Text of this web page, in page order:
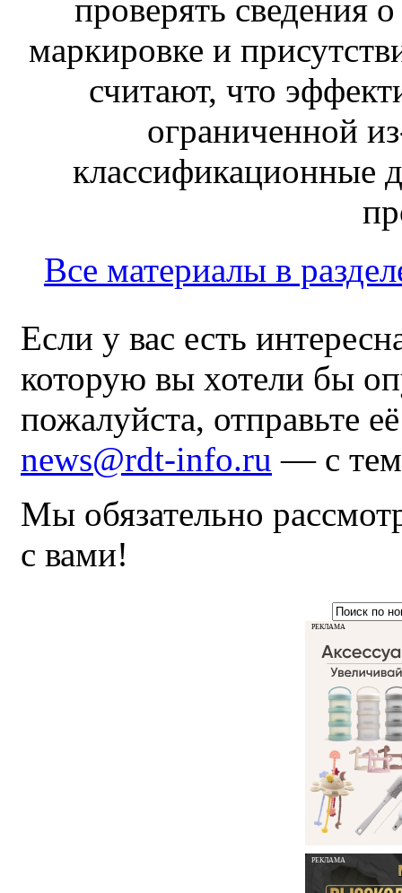
проверять сведения
маркировке и
считают, что
ограниченной
классификационные
Все материалы в
Если у вас есть
которую вы хотели бы
пожалуйста, отправьте
news@rdt-info.ru — с
Мы обязательно
с вами!
РЕКЛАМА
РЕКЛАМА